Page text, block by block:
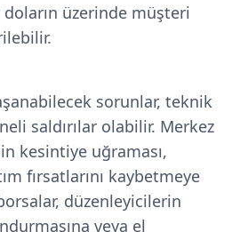
üzerinde müşteri
sorunlar, teknik
saldırılar olabilir. Merkez
kesintiye uğraması,
fırsatlarını kaybetmeye
düzenleyicilerin
veya el